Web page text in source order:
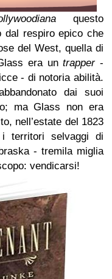
questo
dal respiro epico che
del West, quella di
era untrapper-
- di notoria abilità.
dai suoi
ma Glass non era
nell’estate del 1823
territori selvaggi di
- tremila miglia
vendicarsi!